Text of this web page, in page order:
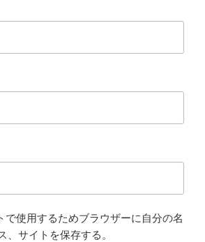
で使用するためブラウザーに自分の名
、サイトを保存する。